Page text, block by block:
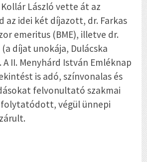
László vette át az
az idei két díjazott, dr. Farkas
emeritus (BME), illetve dr.
(a díjat unokája, Dulácska
II. Menyhárd István Emléknap
is adó, színvonalas és
felvonultató szakmai
végül ünnepi